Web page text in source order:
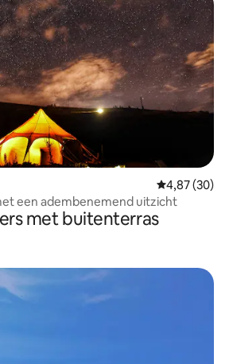
Gemiddelde
4,87 (30)
een adembenemend uitzicht
met buitenterras